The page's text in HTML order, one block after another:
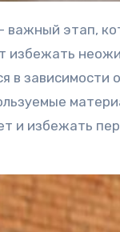
избежать
в
и избежать